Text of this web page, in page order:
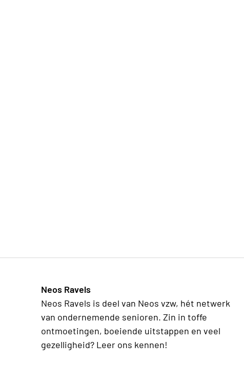
Neos Ravels
Neos Ravels is deel van Neos vzw, hét netwerk
van ondernemende senioren. Zin in toffe
ontmoetingen, boeiende uitstappen en veel
gezelligheid? Leer ons kennen!